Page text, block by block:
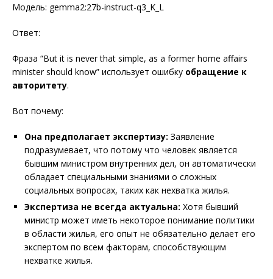
Модель: gemma2:27b-instruct-q3_K_L
Ответ:
Фраза “But it is never that simple, as a former home affairs
minister should know” использует ошибку обращение к
авторитету.
Вот почему:
Она предполагает экспертизу: Заявление
подразумевает, что потому что человек является
бывшим министром внутренних дел, он автоматически
обладает специальными знаниями о сложных
социальных вопросах, таких как нехватка жилья.
Экспертиза не всегда актуальна: Хотя бывший
министр может иметь некоторое понимание политики
в области жилья, его опыт не обязательно делает его
экспертом по всем факторам, способствующим
нехватке жилья.